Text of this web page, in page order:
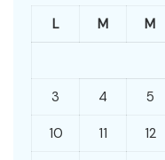
L M M
3 4 5
10 11 12